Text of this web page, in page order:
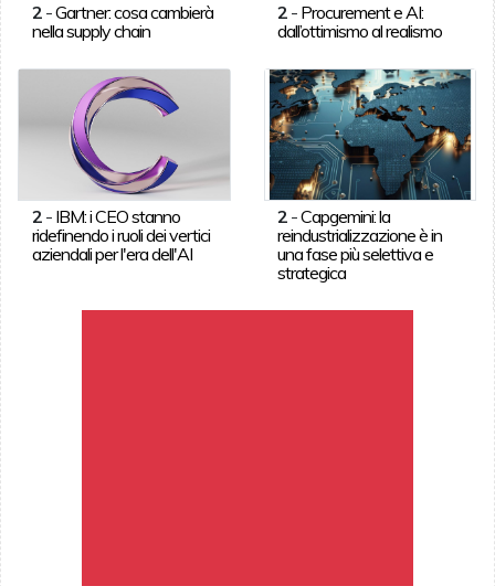
2-Gartner: cosa cambierà
nella supply chain
2 - Procurement e AI:
dall’ottimismo al realismo
2- IBM: i CEO stanno
ridefinendo i ruoli dei vertici
aziendali per l'era dell'AI
2 -Capgemini: la
reindustrializzazione è in
una fase più selettiva e
strategica